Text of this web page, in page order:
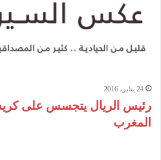
24 يناير، 2016
رئيس الريال يتجسس على
المغرب